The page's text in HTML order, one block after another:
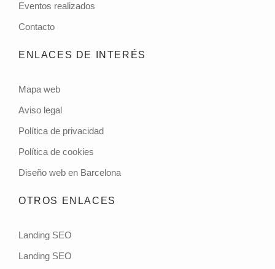
Eventos realizados
Contacto
ENLACES DE INTERÉS
Mapa web
Aviso legal
Política de privacidad
Política de cookies
Diseño web en Barcelona
OTROS ENLACES
Landing SEO
Landing SEO